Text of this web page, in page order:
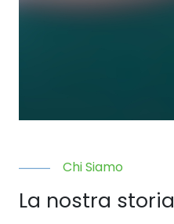
Chi Siamo
La nostra storia